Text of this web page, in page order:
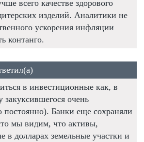
всего качестве здорового
изделий. Аналитики не
ускорения инфляции
контанго.
в инвестиционные как, в
закуксившегося очень
постоянно). Банки еще сохраняли
мы видим, что активы,
в долларах земельные участки и